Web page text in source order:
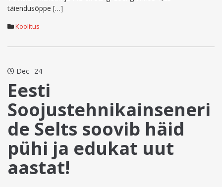
täiendusõppe […]
Koolitus
Dec 24
Eesti
Soojustehnikainseneri
de Selts soovib häid
pühi ja edukat uut
aastat!